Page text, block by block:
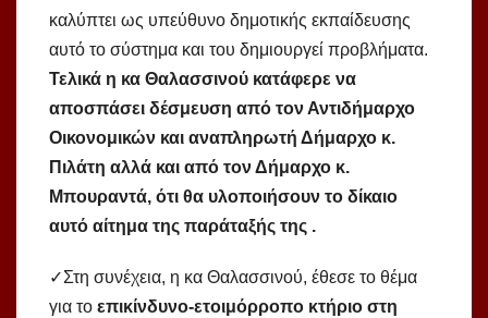
καλύπτει ως υπεύθυνο δημοτικής εκπαίδευσης
αυτό το σύστημα και του δημιουργεί προβλήματα.
Τελικά η κα Θαλασσινού κατάφερε να
αποσπάσει δέσμευση από τον Αντιδήμαρχο
Οικονομικών και αναπληρωτή Δήμαρχο κ.
Πιλάτη αλλά και από τον Δήμαρχο κ.
Μπουραντά, ότι θα υλοποιήσουν το δίκαιο
αυτό αίτημα της παράταξής της .
✓Στη συνέχεια, η κα Θαλασσινού, έθεσε το θέμα
για το επικίνδυνο-ετοιμόρροπο κτήριο στη